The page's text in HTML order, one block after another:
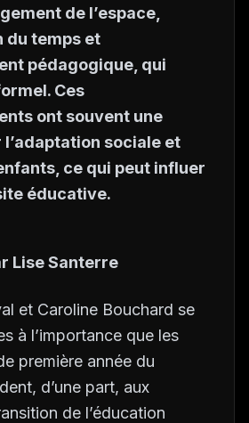
de l’espace,
du temps et
pédagogique, qui
Ces
ont souvent une
sociale et
ce qui peut influer
éducative.
Lise Santerre
et Caroline Bouchard se
à l’importance que les
première année du
d’une part, aux
de l’éducation